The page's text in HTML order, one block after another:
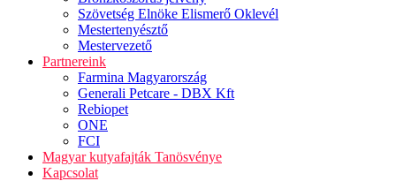
Szövetség Elnöke Elismerő Oklevél
Mestertenyésztő
Mestervezető
Partnereink
Farmina Magyarország
Generali Petcare - DBX Kft
Rebiopet
ONE
FCI
Magyar kutyafajták Tanösvénye
Kapcsolat